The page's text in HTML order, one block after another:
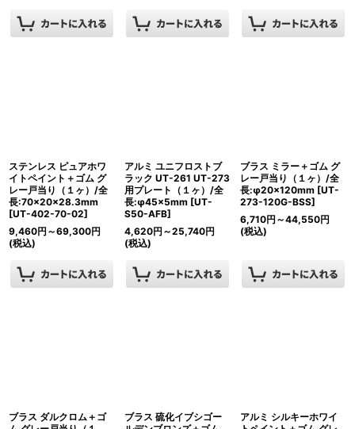
ステンレス ピュアホワ
イトペイント＋ゴム グ
レー戸当り（１ヶ）/全
長:70×20×28.3mm
[UT-402-70-02]
9,460円 ～69,300円
(税込)
アルミ ユニフロストブ
ラック UT-261 UT-273
用プレート（１ヶ）/全
長:φ45×5mm [UT-
S50-AFB]
4,620円 ～25,740円
(税込)
ブラス ミラー＋ゴム グ
レー戸当り（１ヶ）/全
長:φ20×120mm [UT-
273-120G-BSS]
6,710円 ～44,550円
(税込)
ブラス ダルクロム＋ゴ
ブラス 硫化イブシゴー
アルミ シルキーホワイ